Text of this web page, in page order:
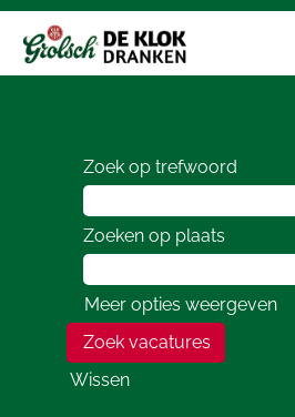
Zoek op trefwoord
Zoeken op plaats
Meer opties weergeven
Wissen